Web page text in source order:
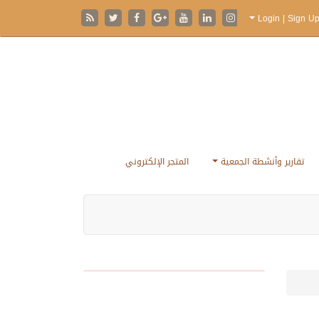
تقارير وأنشطة الجمعية المتجر الإلكتروني